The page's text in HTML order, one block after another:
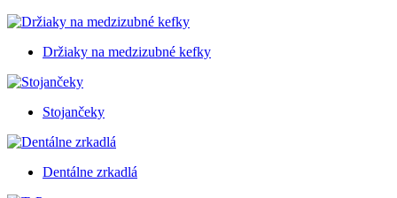
Držiaky na medzizubné kefky
Stojančeky
Dentálne zrkadlá